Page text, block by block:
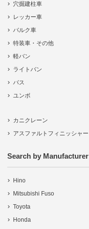
穴掘建柱車
レッカー車
バルク車
特装車・その他
軽バン
ライトバン
バス
ユンボ
カニクレーン
アスファルトフィニッシャー
Search by Manufacturer
Hino
Mitsubishi Fuso
Toyota
Honda